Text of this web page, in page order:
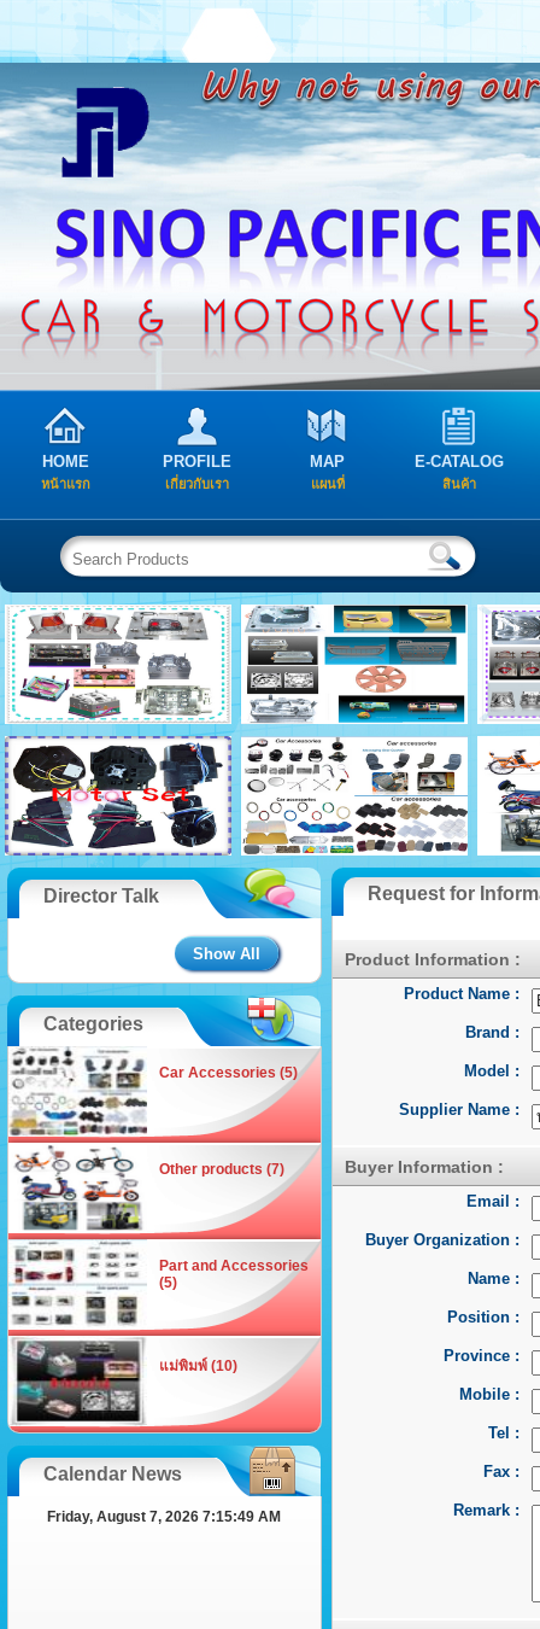
HOME
หน้าแรก
PROFILE
เกี่ยวกับเรา
MAP
แผนที่
E-CATALOG
สินค้า
Request for
Product Information :
Product Name :
Brand :
Model :
Supplier Name :
Buyer Information :
Email :
Buyer Organization :
Name :
Position :
Province :
Mobile :
Tel :
Fax :
Remark :
Director Talk
Show All
Categories
Car Accessories (5)
Other products (7)
Part and Accessories
(5)
แม่พิมพ์ (10)
Calendar News
Friday, August 7, 2026 7:15:49 AM